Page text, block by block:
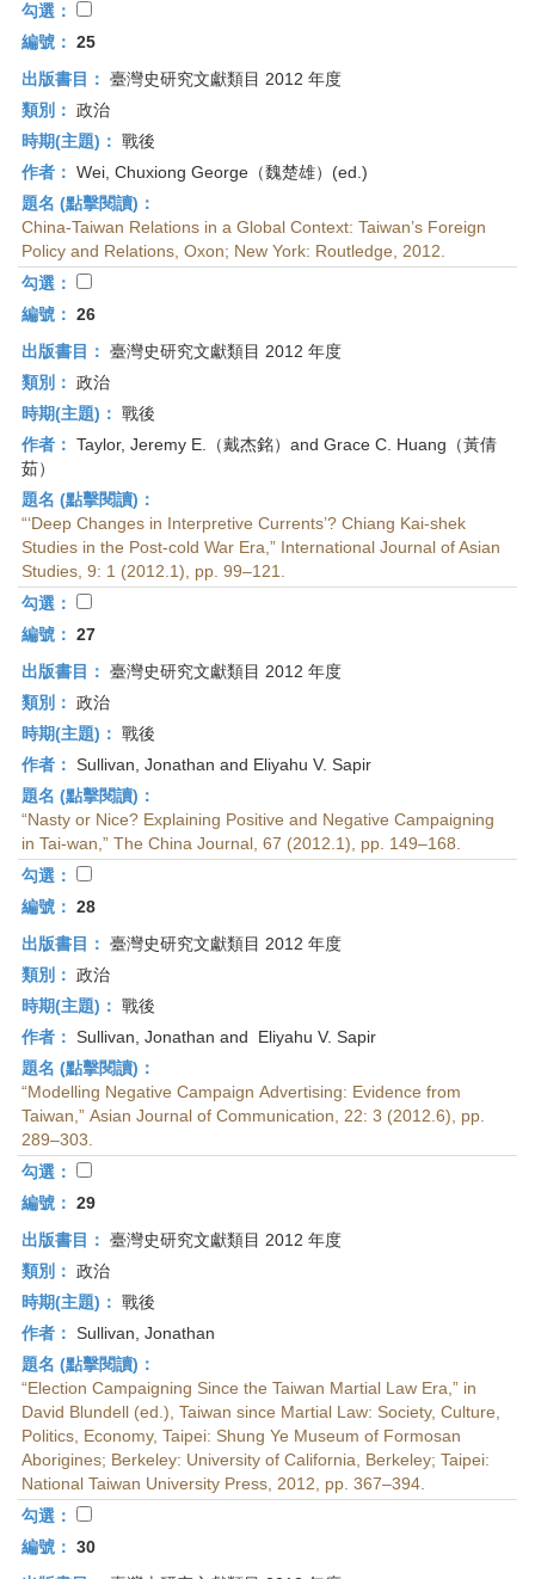
勾選：
編號： 25
出版書目： 臺灣史研究文獻類目 2012 年度
類別： 政治
時期(主題)： 戰後
作者： Wei, Chuxiong George（魏楚雄）(ed.)
題名 (點擊閱讀)：
China-Taiwan Relations in a Global Context: Taiwan’s Foreign
Policy and Relations, Oxon; New York: Routledge, 2012.
勾選：
編號： 26
出版書目： 臺灣史研究文獻類目 2012 年度
類別： 政治
時期(主題)： 戰後
作者： Taylor, Jeremy E.（戴杰銘）and Grace C. Huang（黃倩
茹）
題名 (點擊閱讀)：
“‘Deep Changes in Interpretive Currents’? Chiang Kai-shek
Studies in the Post-cold War Era,” International Journal of Asian
Studies, 9: 1 (2012.1), pp. 99–121.
勾選：
編號： 27
出版書目： 臺灣史研究文獻類目 2012 年度
類別： 政治
時期(主題)： 戰後
作者： Sullivan, Jonathan and Eliyahu V. Sapir
題名 (點擊閱讀)：
“Nasty or Nice? Explaining Positive and Negative Campaigning
in Tai-wan,” The China Journal, 67 (2012.1), pp. 149–168.
勾選：
編號： 28
出版書目： 臺灣史研究文獻類目 2012 年度
類別： 政治
時期(主題)： 戰後
作者： Sullivan, Jonathan and Eliyahu V. Sapir
題名 (點擊閱讀)：
“Modelling Negative Campaign Advertising: Evidence from
Taiwan,” Asian Journal of Communication, 22: 3 (2012.6), pp.
289–303.
勾選：
編號： 29
出版書目： 臺灣史研究文獻類目 2012 年度
類別： 政治
時期(主題)： 戰後
作者： Sullivan, Jonathan
題名 (點擊閱讀)：
“Election Campaigning Since the Taiwan Martial Law Era,” in
David Blundell (ed.), Taiwan since Martial Law: Society, Culture,
Politics, Economy, Taipei: Shung Ye Museum of Formosan
Aborigines; Berkeley: University of California, Berkeley; Taipei:
National Taiwan University Press, 2012, pp. 367–394.
勾選：
編號： 30